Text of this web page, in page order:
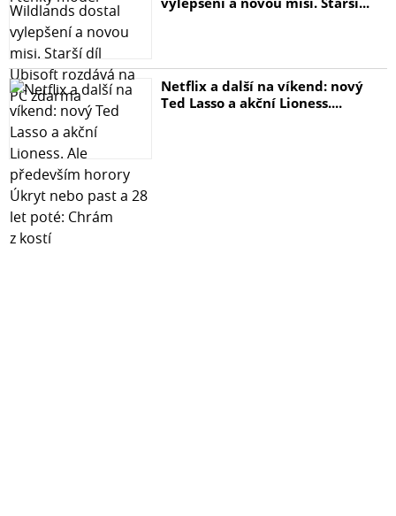
Netflix a další na víkend: nový
Ted Lasso a akční Lioness....